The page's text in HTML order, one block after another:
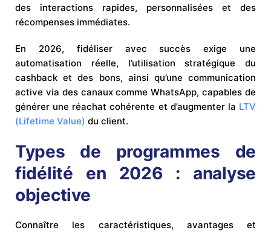
des interactions rapides, personnalisées et des
récompenses immédiates.
En 2026, fidéliser avec succès exige une
automatisation réelle, l’utilisation stratégique du
cashback et des bons, ainsi qu’une communication
active via des canaux comme WhatsApp, capables de
générer une réachat cohérente et d’augmenter la LTV
(Lifetime Value) du client.
Types de programmes de
fidélité en 2026 : analyse
objective
Connaître les caractéristiques, avantages et